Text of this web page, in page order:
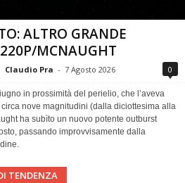
ALTRO GRANDE
MCNAUGHT
Claudio Pra - 7 Agosto 2026 0
in prossimità del perielio, che l’aveva
nove magnitudini (dalla diciottesima alla
ha subìto un nuovo potente outburst
passando improvvisamente dalla
TENDENZA